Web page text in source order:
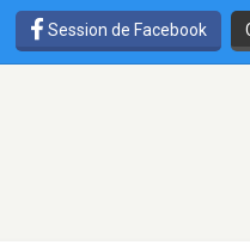
Session de Facebook